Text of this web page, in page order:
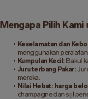
Mengapa Pilih Kami
Keselamatan dan
menggunakan
Kumpulan Kecil: Bakul
Juruterbang Pakar:
mereka.
Nilai Hebat: harga
champagne dan sijil